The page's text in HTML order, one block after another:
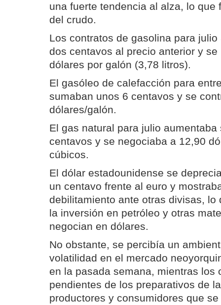
una fuerte tendencia al alza, lo que
del crudo.
Los contratos de gasolina para
dos centavos al precio anterior y
dólares por galón (3,78 litros).
El gasóleo de calefacción para
sumaban unos 6 centavos y se
dólares/galón.
El gas natural para julio
centavos y se negociaba a 12,90
cúbicos.
El dólar estadounidense se
un centavo frente al euro y
debilitamiento ante otras divisas, lo
la inversión en petróleo y otras
negocian en dólares.
No obstante, se percibía un
volatilidad en el mercado
en la pasada semana, mientras los
pendientes de los preparativos de
productores y consumidores que